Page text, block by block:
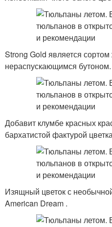
Strong Gold является сортом
нераспускающимся бутоном.
Добавит клумбе красных
бархатистой фактурой
Изящный цветок с
American Dream .